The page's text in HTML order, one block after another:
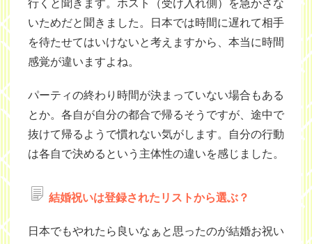
行くと聞きます。ホスト（受け入れ側）を急かさな
いためだと聞きました。日本では時間に遅れて相手
を待たせてはいけないと考えますから、本当に時間
感覚が違いますよね。
パーティの終わり時間が決まっていない場合もある
とか。各自が自分の都合で帰るそうですが、途中で
抜けて帰るようで慣れない気がします。自分の行動
は各自で決めるという主体性の違いを感じました。
結婚祝いは登録されたリストから選ぶ？
日本でもやれたら良いなぁと思ったのが結婚お祝い